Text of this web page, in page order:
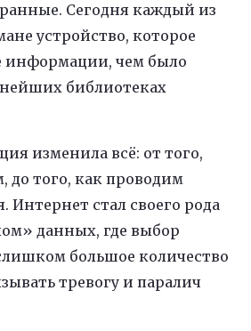
Сегодня каждый из
устройство, которое
информации, чем было
библиотеках
изменила всё: от того,
до того, как проводим
Интернет стал своего рода
данных, где выбор
большое количество
тревогу и паралич